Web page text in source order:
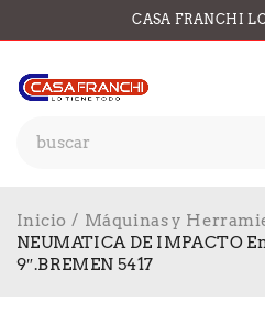
CASA FRANCHI
Inicio / Máquinas y
NEUMATICA DE IMPACTO
9″.BREMEN 5417